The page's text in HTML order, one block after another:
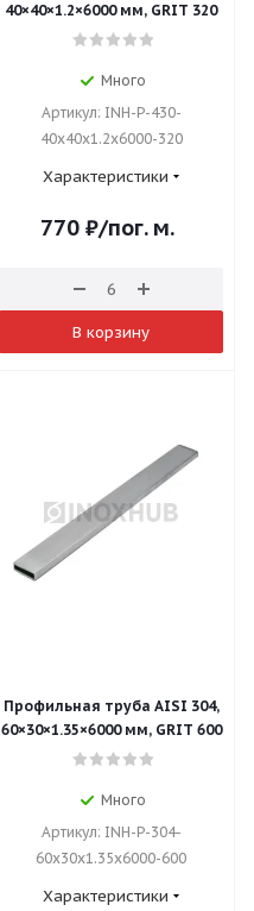
40×40×1.2×6000 мм, GRIT 320
Много
Артикул: INH-P-430-
40x40x1.2x6000-320
Характеристики
770₽/пог. м.
В корзину
Профильная труба AISI 304,
60×30×1.35×6000 мм, GRIT 600
Много
Артикул: INH-P-304-
60x30x1.35x6000-600
Характеристики